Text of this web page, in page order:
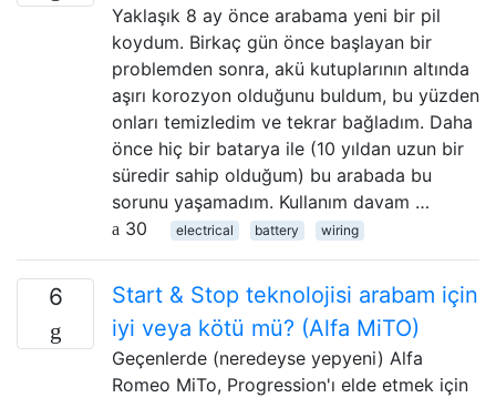
Yaklaşık 8 ay önce arabama yeni bir pil
koydum. Birkaç gün önce başlayan bir
problemden sonra, akü kutuplarının altında
aşırı korozyon olduğunu buldum, bu yüzden
onları temizledim ve tekrar bağladım. Daha
önce hiç bir batarya ile (10 yıldan uzun bir
süredir sahip olduğum) bu arabada bu
sorunu yaşamadım. Kullanım davam …
30
electrical battery wiring
6
Start & Stop teknolojisi arabam için
iyi veya kötü mü? (Alfa MiTO)
Geçenlerde (neredeyse yepyeni) Alfa
Romeo MiTo, Progression'ı elde etmek için